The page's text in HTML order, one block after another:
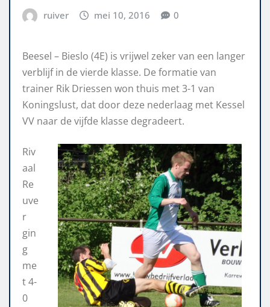
ruiver mei 10, 2016 0
Beesel – Bieslo (4E) is vrijwel zeker van een langer
verblijf in de vierde klasse. De formatie van
trainer Rik Driessen won thuis met 3-1 van
Koningslust, dat door deze nederlaag met Kessel
VV naar de vijfde klasse degradeert.
Riv
aal
Re
uve
r
gin
g
me
t 4-
0